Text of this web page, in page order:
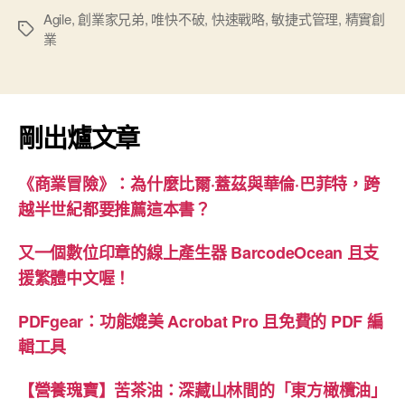
就
快
重
標
Agile,創業家兄弟, 唯快不破, 快速戰略,敏捷式管理, 精實創
業
剛出爐文章
《商業冒險》：為什麼比爾·蓋茲與華倫·巴菲特，跨
越半世紀都要推薦這本書？
又一個數位印章的線上產生器 BarcodeOcean 且支
援繁體中文喔！
PDFgear：功能媲美 Acrobat Pro 且免費的 PDF 編
輯工具
【營養瑰寶】苦茶油：深藏山林間的「東方橄欖油」